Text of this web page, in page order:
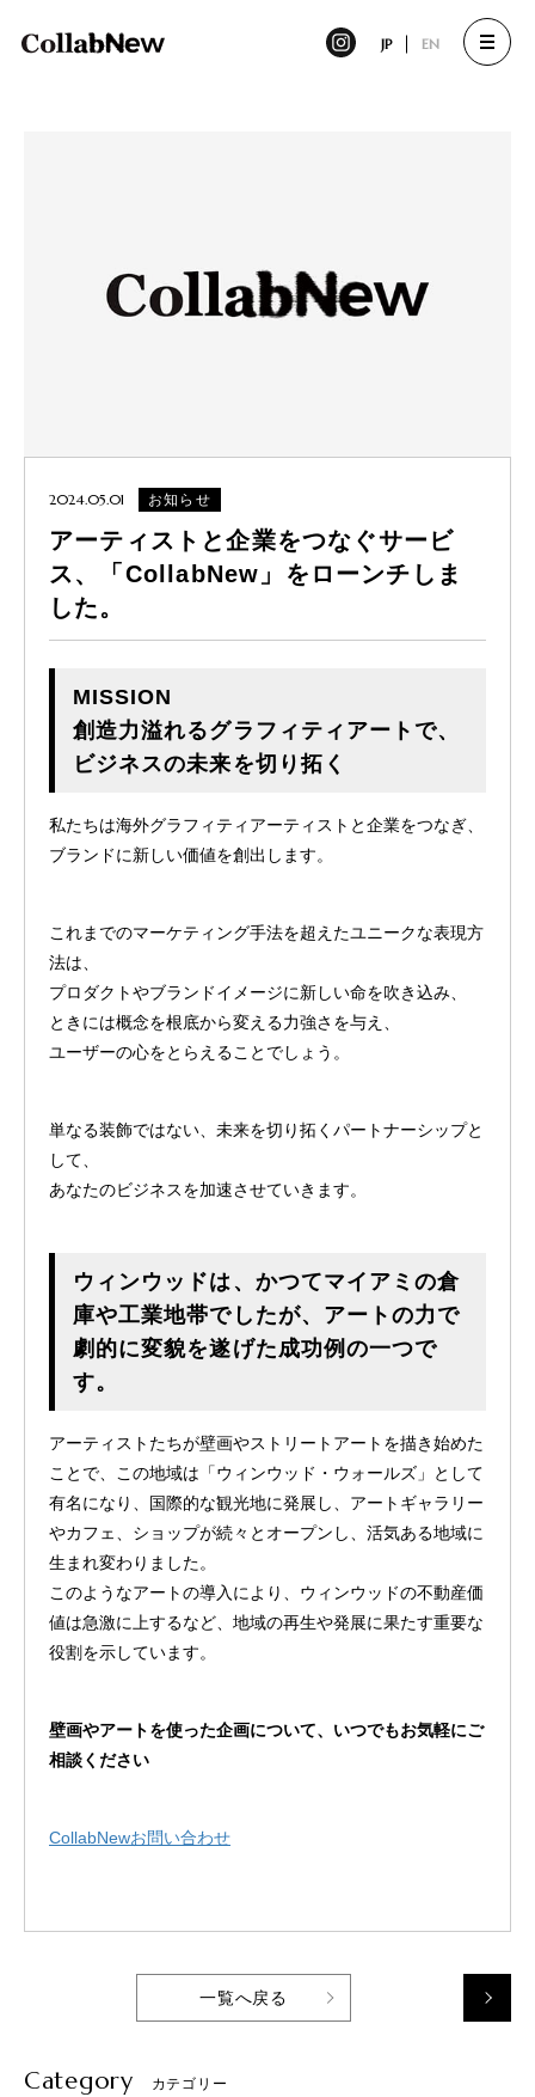
JP EN
2024.05.01 お知らせ
アーティストと企業をつなぐサービ
ス、「CollabNew」をローンチしま
した。
MISSION
創造力溢れるグラフィティアートで、
ビジネスの未来を切り拓く
私たちは海外グラフィティアーティストと企業をつなぎ、
ブランドに新しい価値を創出します。
これまでのマーケティング手法を超えたユニークな表現方
法は、
プロダクトやブランドイメージに新しい命を吹き込み、
ときには概念を根底から変える力強さを与え、
ユーザーの心をとらえることでしょう。
単なる装飾ではない、未来を切り拓くパートナーシップと
して、
あなたのビジネスを加速させていきます。
ウィンウッドは、かつてマイアミの倉
庫や工業地帯でしたが、アートの力で
劇的に変貌を遂げた成功例の一つで
す。
アーティストたちが壁画やストリートアートを描き始めた
ことで、この地域は「ウィンウッド・ウォールズ」として
有名になり、国際的な観光地に発展し、アートギャラリー
やカフェ、ショップが続々とオープンし、活気ある地域に
生まれ変わりました。
このようなアートの導入により、ウィンウッドの不動産価
値は急激に上するなど、地域の再生や発展に果たす重要な
役割を示しています。
壁画やアートを使った企画について、いつでもお気軽にご
相談ください
CollabNewお問い合わせ
一覧へ戻る
Category カテゴリー